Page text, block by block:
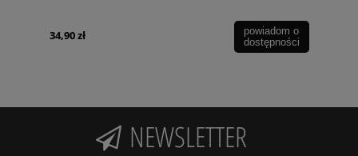
34,90 zł
powiadom o
dostępności
NEWSLETTER